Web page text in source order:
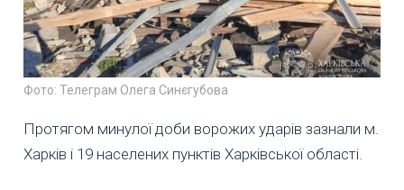
Фото: Телеграм Олега Синєгубова
Протягом минулої доби ворожих ударів зазнали м.
Харків і 19 населених пунктів Харківської області.